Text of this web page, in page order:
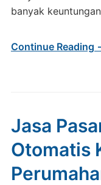
banyak
Continue Reading
Jasa
Otomatis